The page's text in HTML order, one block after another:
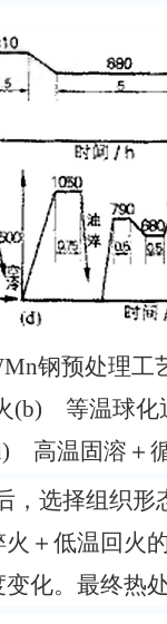
钢预处理工
(b) 等温球化
高温固溶＋
，选择组织形
＋低温回火
化。最终热